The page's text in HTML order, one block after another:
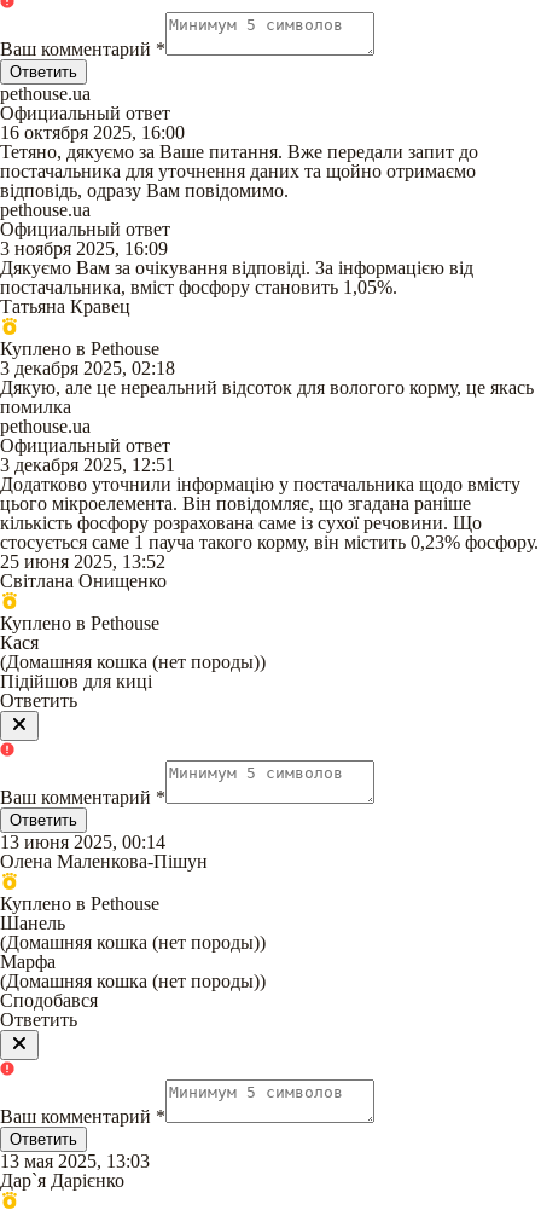
Ваш комментарий *
Ответить
pethouse.ua
Официальный ответ
16 октября 2025, 16:00
Тетяно, дякуємо за Ваше питання. Вже передали запит до
постачальника для уточнення даних та щойно отримаємо
відповідь, одразу Вам повідомимо.
pethouse.ua
Официальный ответ
3 ноября 2025, 16:09
Дякуємо Вам за очікування відповіді. За інформацією від
постачальника, вміст фосфору становить 1,05%.
Татьяна Кравец
Куплено в Pethouse
3 декабря 2025, 02:18
Дякую, але це нереальний відсоток для вологого корму, це якась
помилка
pethouse.ua
Официальный ответ
3 декабря 2025, 12:51
Додатково уточнили інформацію у постачальника щодо вмісту
цього мікроелемента. Він повідомляє, що згадана раніше
кількість фосфору розрахована саме із сухої речовини. Що
стосується саме 1 пауча такого корму, він містить 0,23% фосфору.
25 июня 2025, 13:52
Світлана Онищенко
Куплено в Pethouse
Кася
(Домашняя кошка (нет породы))
Підійшов для киці
Ответить
Ваш комментарий *
Ответить
13 июня 2025, 00:14
Олена Маленкова-Пiшун
Куплено в Pethouse
Шанель
(Домашняя кошка (нет породы))
Марфа
(Домашняя кошка (нет породы))
Сподобався
Ответить
Ваш комментарий *
Ответить
13 мая 2025, 13:03
Дар`я Дарієнко